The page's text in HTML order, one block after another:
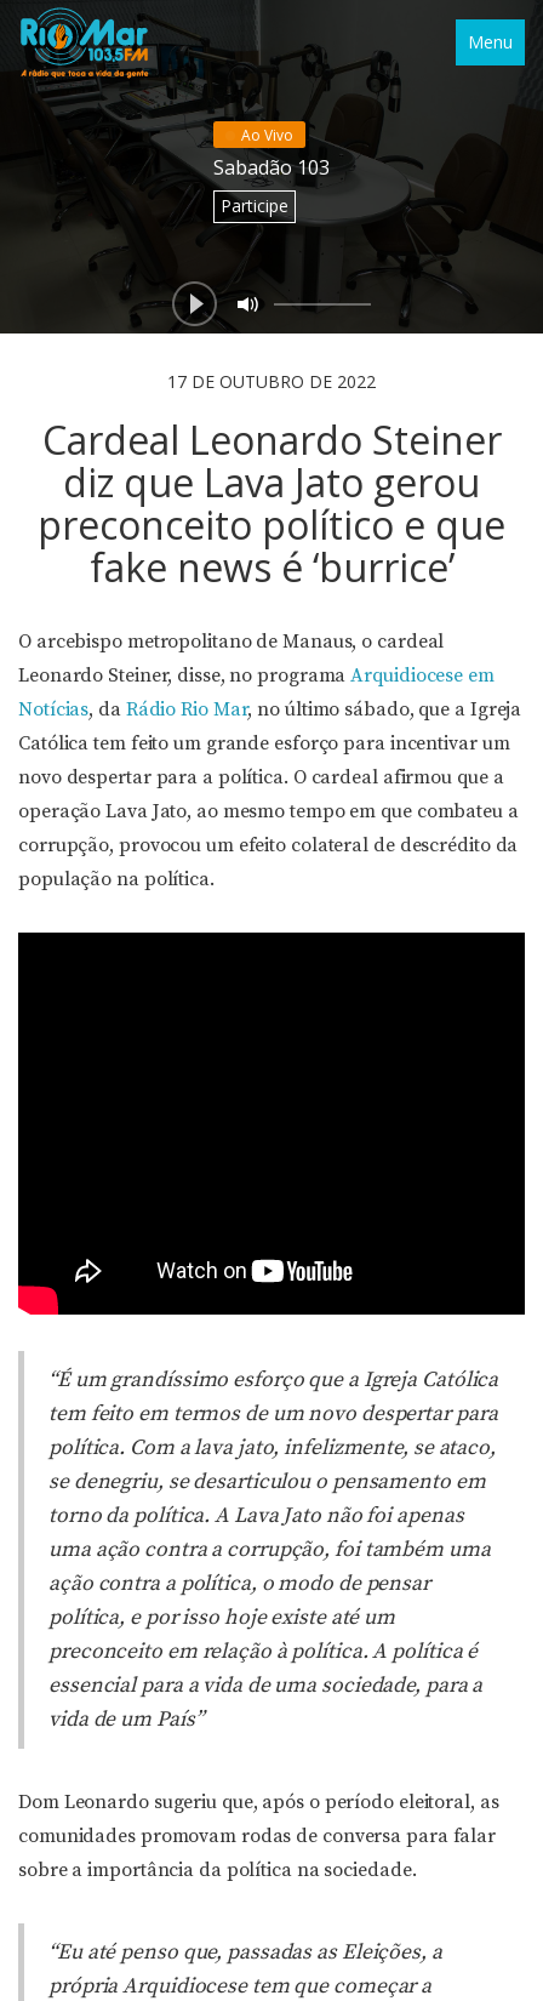
Menu
Ao Vivo
Sabadão 103
Participe
17 DE OUTUBRO DE 2022
Cardeal Leonardo Steiner
diz que Lava Jato gerou
preconceito político e que
fake news é ‘burrice’
O arcebispo metropolitano de Manaus, o cardeal
Leonardo Steiner, disse, no programaArquidiocese em
Notícias, da Rádio Rio Mar, no último sábado, que a Igreja
Católica tem feito um grande esforço para incentivar um
novo despertar para a política. O cardeal afirmou que a
operação Lava Jato, ao mesmo tempo em que combateu a
corrupção, provocou um efeito colateral de descrédito da
população na política.
“É um grandíssimo esforço que a Igreja Católica
tem feito em termos de um novo despertar para
política. Com a lava jato, infelizmente, se ataco,
se denegriu, se desarticulou o pensamento em
torno da política. A Lava Jato não foi apenas
uma ação contra a corrupção, foi também uma
ação contra a política, o modo de pensar
política, e por isso hoje existe até um
preconceito em relação à política. A política é
essencial para a vida de uma sociedade, para a
vida de um País”
Dom Leonardo sugeriu que, após o período eleitoral, as
comunidades promovam rodas de conversa para falar
sobre a importância da política na sociedade.
“Eu até penso que, passadas as Eleições, a
própria Arquidiocese tem que começar a